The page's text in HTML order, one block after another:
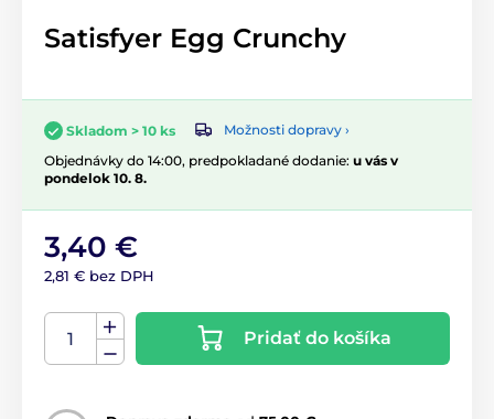
Satisfyer Egg Crunchy
Skladom > 10 ks
Možnosti dopravy ›
Objednávky do 14:00, predpokladané dodanie: u vás v
pondelok 10. 8.
3,40 €
2,81 € bez DPH
Pridať do košíka